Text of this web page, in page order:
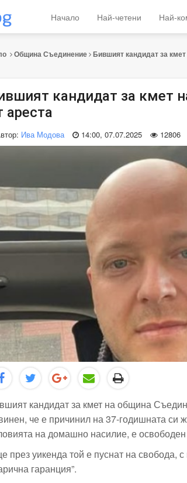
Начало Най-четени Най-
Община Съединение Бившият кандидат за
кандидат за кмет
ареста
Ива Модова 14:00, 07.07.2025 12806
кандидат за кмет на община
че е причинил на 37-годишната си
на домашно насилие, е освободен
през уикенда той е пуснат на свобода,
гаранция”.